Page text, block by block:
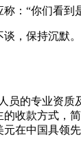
“你们看到
保持沉默
专业资质
收款方式，
在中国具领